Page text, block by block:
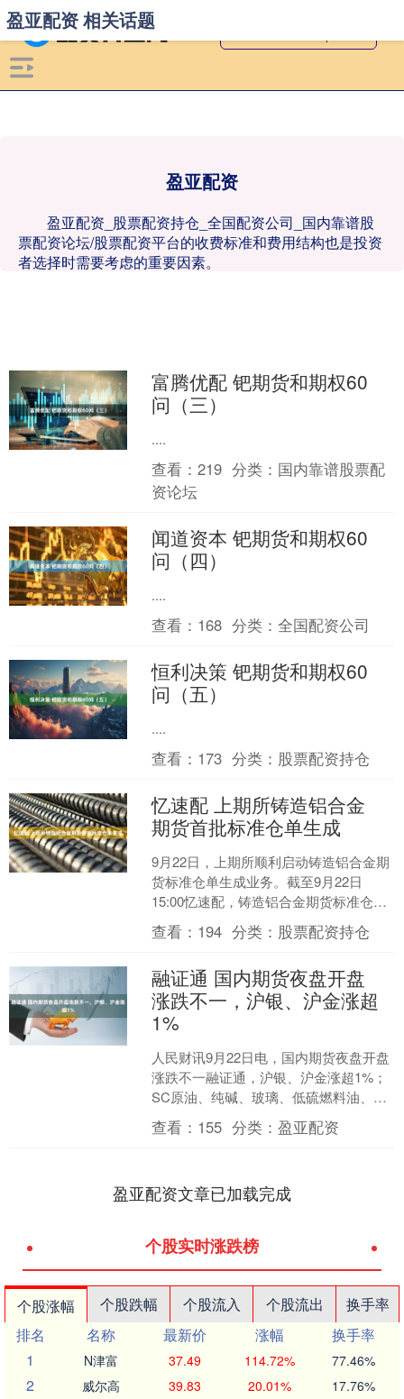
盈亚配资
盈亚配资_股票配资持仓_全国配资公司_国内靠谱股
票配资论坛/股票配资平台的收费标准和费用结构也是投资
者选择时需要考虑的重要因素。
盈亚配资 相关话题
富腾优配 钯期货和期权60
问（三）
....
查看：219 分类： 国内靠谱股票配
资论坛
闻道资本 钯期货和期权60
问（四）
....
查看： 168 分类：全国配资公司
恒利决策 钯期货和期权60
问（五）
....
查看： 173 分类： 股票配资持仓
忆速配 上期所铸造铝合金
期货首批标准仓单生成
9月22日，上期所顺利启动铸造铝合金期
货标准仓单生成业务。截至9月22日
15:00忆速配，铸造铝合金期货标准仓单
已签发3878吨。 申报首批铸造铝合金期
货标准仓....
查看： 194 分类： 股票配资持仓
融证通 国内期货夜盘开盘
涨跌不一，沪银、沪金涨超
1%
人民财讯9月22日电，国内期货夜盘开盘
涨跌不一融证通，沪银、沪金涨超1%；
SC原油、纯碱、玻璃、低硫燃料油、焦
煤跌超1%。....
查看： 155 分类：盈亚配资
盈亚配资文章已加载完成
个股实时涨跌榜
个股涨幅 个股跌幅 个股流入 个股流出
换手率
排名
名称 最新价 涨幅
换手率
1
N津富 37.49 114.72% 77.46%
2 威尔高 39.83 20.01% 17.76%